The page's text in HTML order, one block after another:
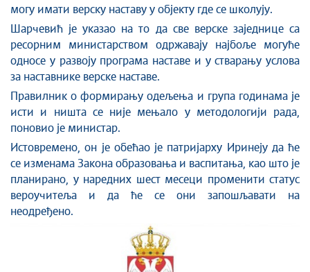
могу имати верску наставу у објекту где се школују.
Шарчевић је указао на то да све верске заједнице са
ресорним министарством одржавају најбоље могуће
односе у развоју програма наставе и у стварању услова
за наставнике верске наставе.
Правилник о формирању одељења и група годинама је
исти и ништа се није мењало у методологији рада,
поновио је министар.
Истовремено, он је обећао је патријарху Иринеју да ће
се изменама Закона образовања и васпитања, као што је
планирано, у наредних шест месеци променити статус
вероучитеља и да ће се они запошљавати на
неодређено.